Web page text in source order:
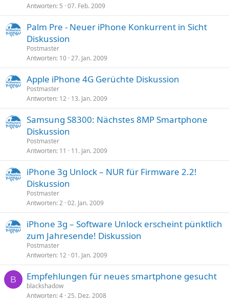
Antworten 5 07. Feb. 2009
Palm Pre - Neuer iPhone Konkurrent in Sicht
Diskussion
Postmaster
Antworten 10 27. Jan. 2009
Apple iPhone 4G Gerüchte Diskussion
Postmaster
Antworten 12 13. Jan. 2009
Samsung S8300: Nächstes 8MP Smartphone
Diskussion
Postmaster
Antworten 11 11. Jan. 2009
iPhone 3g Unlock – NUR für Firmware 2.2!
Diskussion
Postmaster
Antworten 2 02. Jan. 2009
iPhone 3g – Software Unlock erscheint pünktlich
zum Jahresende! Diskussion
Postmaster
Antworten 12 01. Jan. 2009
B Empfehlungen für neues smartphone gesucht
blackshadow
Antworten 4 25. Dez. 2008